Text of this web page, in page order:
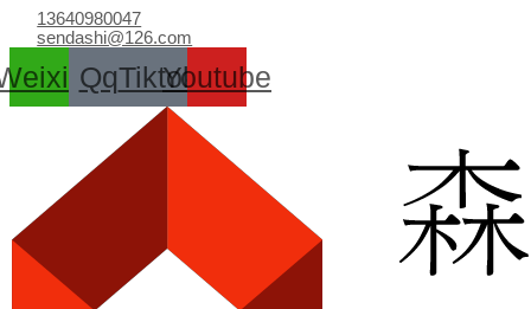
容
13640980047
sendashi@126.com
QqTiktokYoutube